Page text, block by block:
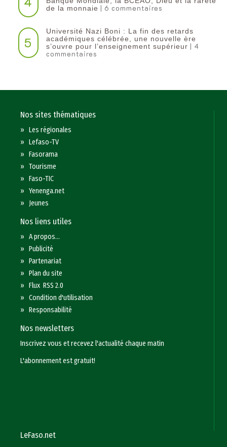
de la monnaie | 6 commentaires
5
Université Nazi Boni : La fin des retards
académiques célébrée, une nouvelle ère
s’ouvre pour l’enseignement supérieur | 4
commentaires
Nos sites thématiques
»Les régionales
»Lefaso-TV
»Fasorama
»Tourisme
»Faso-TIC
»Yenenga.net
» Jeunes
Nos liens utiles
»A propos...
»Publicité
»Partenariat
»Plan du site
»Flux RSS 2.0
»Condition d'utilisation
»Responsabilité
Nos newsletters
Inscrivez vous et recevez l'actualité chaque matin
L'abonnement est gratuit!
LeFaso.net